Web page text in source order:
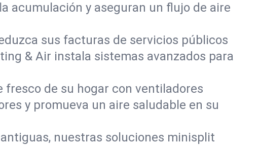
acumulación y aseguran un flujo de aire
sus facturas de servicios públicos
& Air instala sistemas avanzados para
fresco de su hogar con ventiladores
y promueva un aire saludable en su
nuestras soluciones minisplit